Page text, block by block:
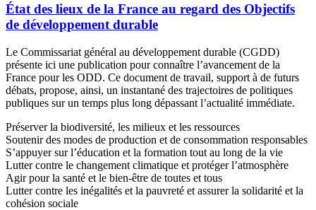
État des lieux de la France au regard des Objectifs
de développement durable
Le Commissariat général au développement durable (CGDD)
présente ici une publication pour connaître l’avancement de la
France pour les ODD. Ce document de travail, support à de futurs
débats, propose, ainsi, un instantané des trajectoires de politiques
publiques sur un temps plus long dépassant l’actualité immédiate.
Préserver la biodiversité, les milieux et les ressources
Soutenir des modes de production et de consommation responsables
S’appuyer sur l’éducation et la formation tout au long de la vie
Lutter contre le changement climatique et protéger l’atmosphère
Agir pour la santé et le bien-être de toutes et tous
Lutter contre les inégalités et la pauvreté et assurer la solidarité et la
cohésion sociale